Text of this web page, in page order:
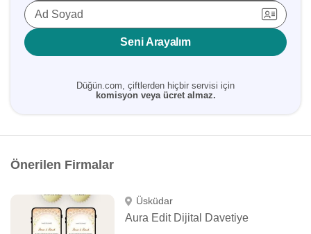
Ad Soyad
Seni Arayalım
Düğün.com, çiftlerden hiçbir servisi için
komisyon veya ücret almaz.
Önerilen Firmalar
Üsküdar
Aura Edit Dijital Davetiye